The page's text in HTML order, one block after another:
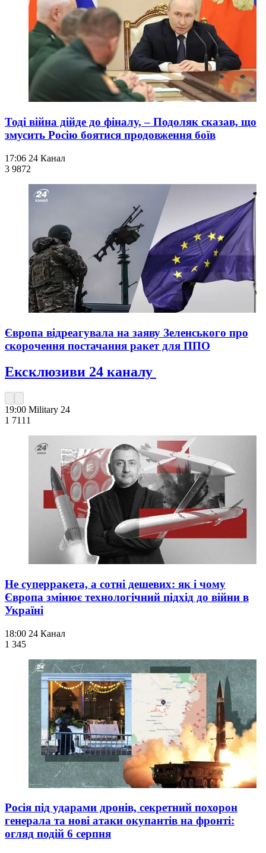
Тоді війна дійде до фіналу, – Подоляк сказав, що
змусить Росію боятися продовження боїв
17:06 24 Канал
3 9872
Європа відреагувала на заяву Зеленського про
скорочення постачання ракет для ППО
Ексклюзиви 24 каналу
19:00 Military 24
1 711 1
Не суперракета, а сотні дешевих: як і чому
Європа змінює технологічний підхід до війни в
Україні
18:00 24 Канал
1 345
Росія під ударами дронів, секретний похорон
генерала та нові атаки окупантів на фронті:
огляд подій 6 серпня